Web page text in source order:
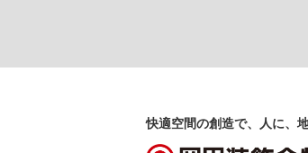
快適空間の創造で、人に、